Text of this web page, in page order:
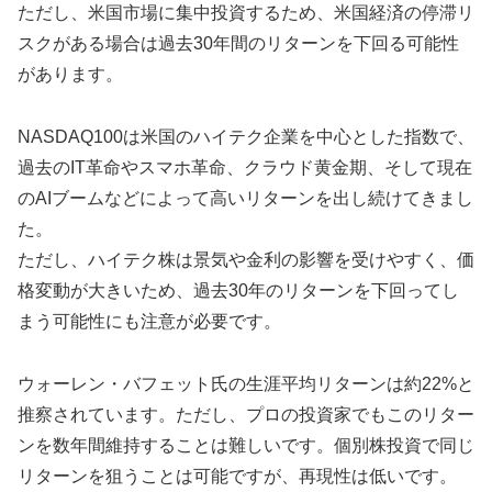
ただし、米国市場に集中投資するため、米国経済の停滞リ
スクがある場合は過去30年間のリターンを下回る可能性
があります。
NASDAQ100は米国のハイテク企業を中心とした指数で、
過去のIT革命やスマホ革命、クラウド黄金期、そして現在
のAIブームなどによって高いリターンを出し続けてきまし
た。
ただし、ハイテク株は景気や金利の影響を受けやすく、価
格変動が大きいため、過去30年のリターンを下回ってし
まう可能性にも注意が必要です。
ウォーレン・バフェット氏の生涯平均リターンは約22%と
推察されています。ただし、プロの投資家でもこのリター
ンを数年間維持することは難しいです。個別株投資で同じ
リターンを狙うことは可能ですが、再現性は低いです。